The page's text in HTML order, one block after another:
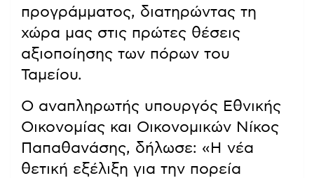
προγράμματος, διατηρώντας τη
χώρα μας στις πρώτες θέσεις
αξιοποίησης των πόρων του
Ταμείου.
Ο αναπληρωτής υπουργός Εθνικής
Οικονομίας και Οικονομικών Νίκος
Παπαθανάσης, δήλωσε: «Η νέα
θετική εξέλιξη για την πορεία